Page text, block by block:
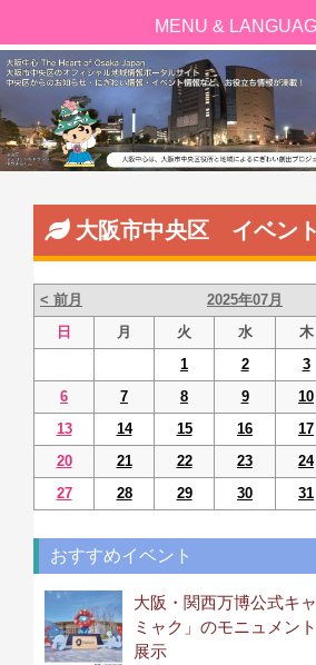
大阪市中央区 イベン
< 前月 2025年07月
日
月 火 水 木
1
2 3
6
7 8 9 10
13
14 15 16 17
20
21 22 23 24
27
28 29 30 31
おすすめイベント
大阪・関西万博公式キ
ミャク」のモニュメン
展示